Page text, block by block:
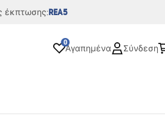
έκπτωσης:REA5
0
Αγαπημένα Σύνδεση